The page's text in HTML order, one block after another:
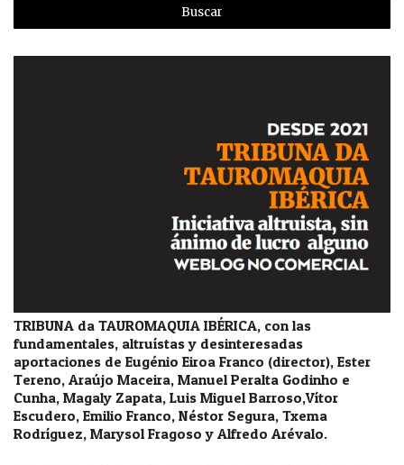
TRIBUNA da TAUROMAQUIA IBÉRICA, con las
fundamentales, altruístas y desinteresadas
aportaciones de Eugénio Eiroa Franco (director), Ester
Tereno, Araújo Maceira, Manuel Peralta Godinho e
Cunha, Magaly Zapata, Luis Miguel Barroso,Vítor
Escudero, Emilio Franco, Néstor Segura, Txema
Rodríguez, Marysol Fragoso y Alfredo Arévalo.